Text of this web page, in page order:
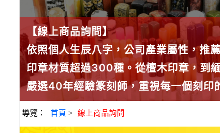
【線上商品詢問】
依照個人生辰八字，公司產業屬性，推
印章材質超過300種。從檀木印章，到
嚴選40年經驗篆刻師，重視每一個刻印
導覽： 首頁 > 線上商品詢問